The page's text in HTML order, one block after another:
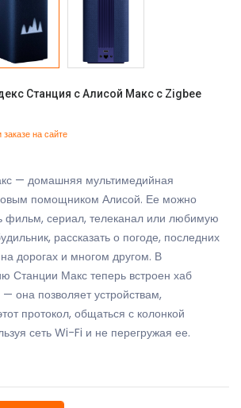
Станция с Алисой Макс с Zigbee
заказе на сайте
— домашняя мультимедийная
помощником Алисой. Ее можно
фильм, сериал, телеканал или любимую
рассказать о погоде, последних
дорогах и многом другом. В
Станции Макс теперь встроен хаб
она позволяет устройствам,
протокол, общаться с колонкой
сеть Wi-Fi и не перегружая ее.